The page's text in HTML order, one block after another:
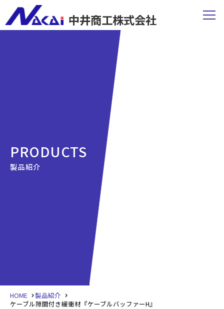
中井商工株式会社
PRODUCTS
製品紹介
HOME
製品紹介
ケーブル隙間付き緩衝材『ケーブルバッファーH』